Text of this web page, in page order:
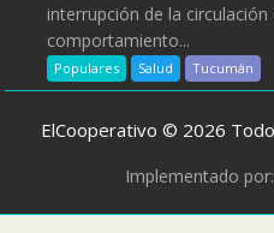
interrupción de la
comportamiento...
Populares Salud Tucumán
ElCooperativo © 2026